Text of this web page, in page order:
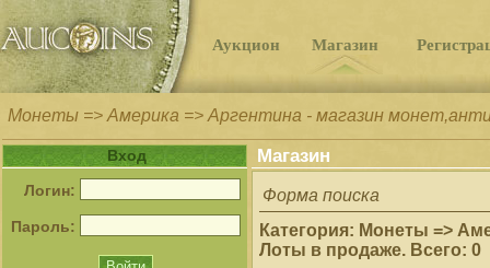
Аукцион Магазин
Монеты => Америка => Аргентина - магазин
Вход
Логин:
Пароль:
Магазин
Форма поиска
Категория: Монеты =>
Лоты в продаже. Всего: 0